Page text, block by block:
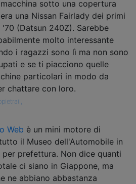
sotto una copertura
una Nissan Fairlady dei primi
'70 (Datsun 240Z). Sarebbe
molto interessante
i ragazzi sono lì ma non sono
e se ti piacciono quelle
particolari in modo da
chattare con loro.
Web è un mini motore di
il Museo dell'Automobile in
per prefettura. Non dice quanti
ci siano in Giappone, ma
ne abbiano abbastanza